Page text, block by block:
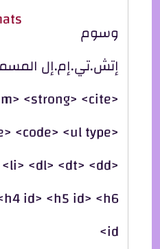
وسوم
<strong> <cite>
<code> <ul type>
<dl> <dt> <dd>
id> <h5 id> <h6
id>